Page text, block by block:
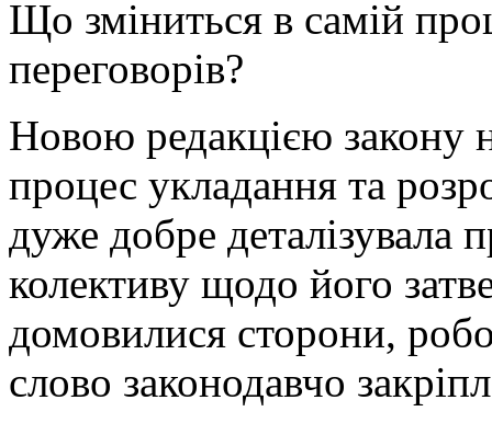
Що зміниться в самій
переговорів?
Новою редакцією закону
процес укладання та
дуже добре деталізувала
колективу щодо його
домовилися сторони,
слово законодавчо